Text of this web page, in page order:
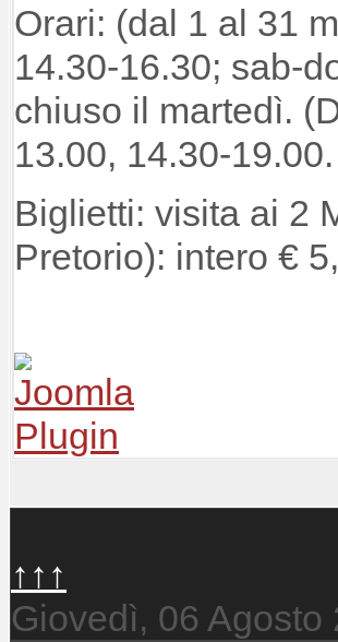
Orari: (dal 1 al 31
14.30-16.30; sab-
chiuso il martedì.
13.00, 14.30-19.00.
Biglietti: visita ai 2
Pretorio): intero €
↑↑↑
Giovedì, 06 Agosto